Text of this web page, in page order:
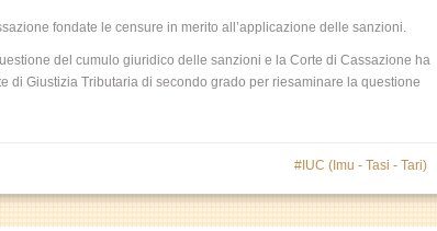
fondate le censure in merito all’applicazione delle sanzioni.
del cumulo giuridico delle sanzioni e la Corte di Cassazione ha
di Giustizia Tributaria di secondo grado per riesaminare la questione
IUC (Imu - Tasi - Tari)